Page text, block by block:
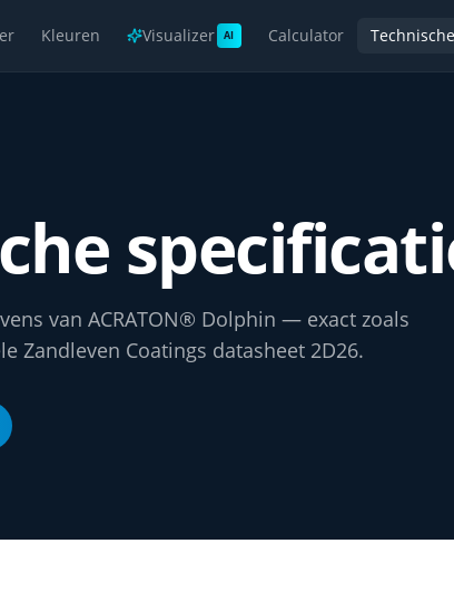
Kleuren Visualizer AI Calculator
van ACRATON® Dolphin — exact zoals
Zandleven Coatings datasheet 2D26.